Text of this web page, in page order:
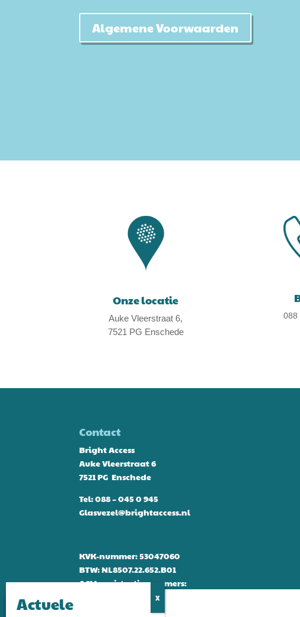
Algemene Voorwaarden
Onze locatie
Auke Vleerstraat 6,
7521 PG Enschede
088
Contact
Bright Access
Auke Vleerstraat 6
7521 PG Enschede
Tel:088 – 045 0 945
Glasvezel@brightaccess.nl
KVK-nummer: 53047060
BTW: NL8507.22.652.B01
ACM-registratienummers: